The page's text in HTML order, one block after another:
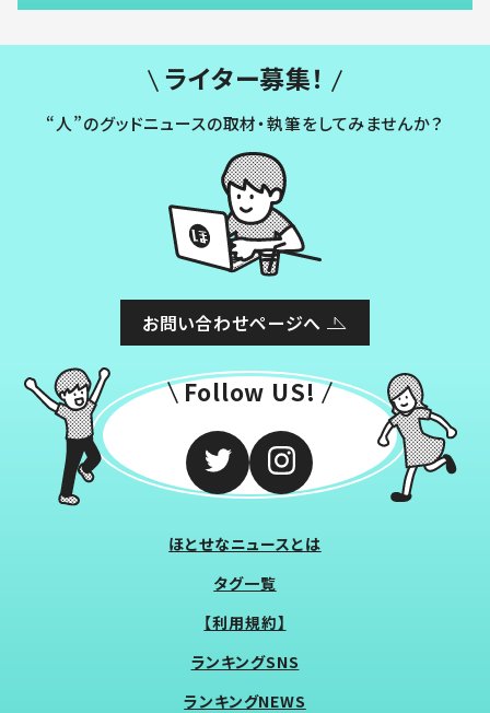
ライター募集！
“人”のグッドニュースの取材・執筆をしてみませんか？
お問い合わせページへ
Follow US!
ほとせなニュースとは
タグ一覧
【利用規約】
ランキングSNS
ランキングNEWS